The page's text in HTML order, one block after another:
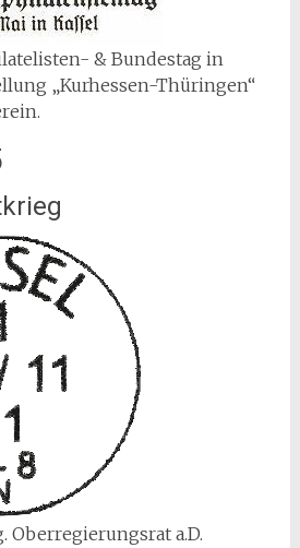
& Bundestag in
„Kurhessen-Thüringen“
Oberregierungsrat a.D.